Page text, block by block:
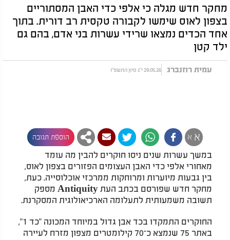
מחקר חדש מגלה כי אלפי כדי האבן המסתוריים
בצפון לאוס שימשו לקבורה טקסית רב דורית. בתוך
אחד הכדים נמצאו שרידי עשרות בני אדם, בהם גם
ילד קטן
עמית רוזנברג 29.05.26 י"ג סיון התשפ"ו
א א הוספת תגובה
במשך עשרות שנים ניסו חוקרים להבין מה עומד
מאחורי אלפי כדי האבן העצומים הפזורים בצפון לאוס,
בין גבעות מיוערות ומרוחקות ממרכזי אוכלוסייה. כעת,
מחקר חדש שפורסם בכתב העת Antiquity מספק
תשובה משמעותית לתעלומה הארכיאולוגית המסקרנת.
החוקרים התמקדו בכד אבן גדול במיוחד המכונה "כד 1",
באתר 75 שנמצא כ־70 קילומטרים מצפון מזרח לעיירה